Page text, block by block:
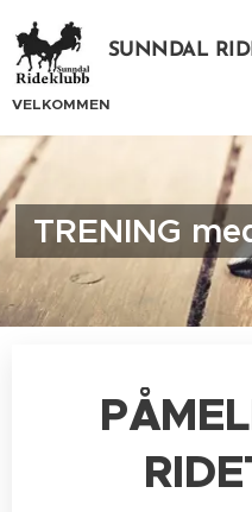
SUNNDAL
VELKOMMEN
TRENING